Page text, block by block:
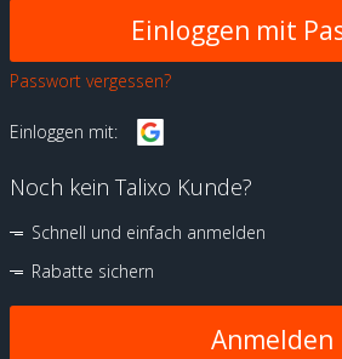
Passwort vergessen?
Einloggen mit:
Noch kein Talixo Kunde?
Schnell und einfach anmelden
Rabatte sichern
Anmelden